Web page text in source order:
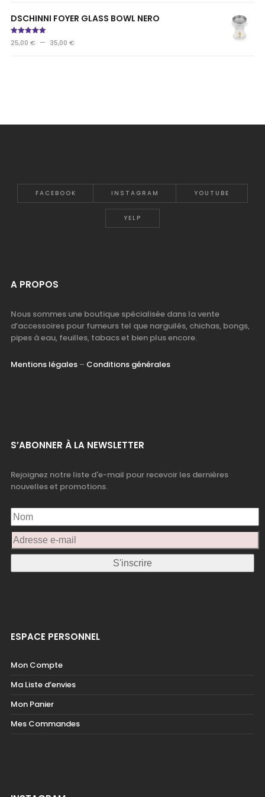
DSCHINNI FOYER GLASS BOWL NERO
Note5.00
sur 5
25,00 € – 35,00 €
FACEBOOK INSTAGRAM YOUTUBE
YELP
A PROPOS
Nous sommes une boutique spécialisée dans la vente
d’accessoires pour fumeurs tel que narguilés, chichas, bongs,
pipes à eau, feuilles, tabacs et bien plus encore.
Mentions légales– Conditions générales
S’ABONNER À LA NEWSLETTER
Rejoignez notre liste d'e-mail pour recevoir les dernières
nouvelles et promotions.
ESPACE PERSONNEL
Mon Compte
Ma Liste d’envies
Mon Panier
Mes Commandes